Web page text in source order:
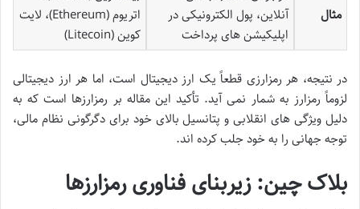
مثال
آنلاین، پول الکترونیکی در
اپلیکیشن های پرداخت
اتریوم (Ethereum)، لایت
کوین (Litecoin)
در نتیجه، هر رمزارزی قطعاً یک ارز دیجیتال است، اما هر ارز دیجیتالی
لزوماً رمزارز به شمار نمی آید. تأکید این مقاله بر رمزارزها است که به
دلیل ویژگی های انقلابی و پتانسیل بالای خود برای دگرگونی نظام مالی،
توجه جهانی را به خود جلب کرده اند.
بلاک چین: زیربنای فناوری رمزارزها